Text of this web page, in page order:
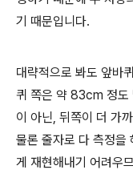
기 때문입니다.
대략적으로 봐도 앞바
퀴 쪽은 약 83cm 정도
이 아닌, 뒤쪽이 더 가
물론 줄자로 다 측정을
게 재현해내기 어려우